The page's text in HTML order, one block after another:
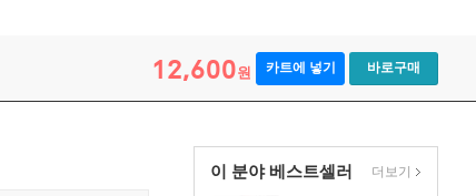
12,600원 카트에 넣기 바로구매
이 분야 베스트셀러 더보기